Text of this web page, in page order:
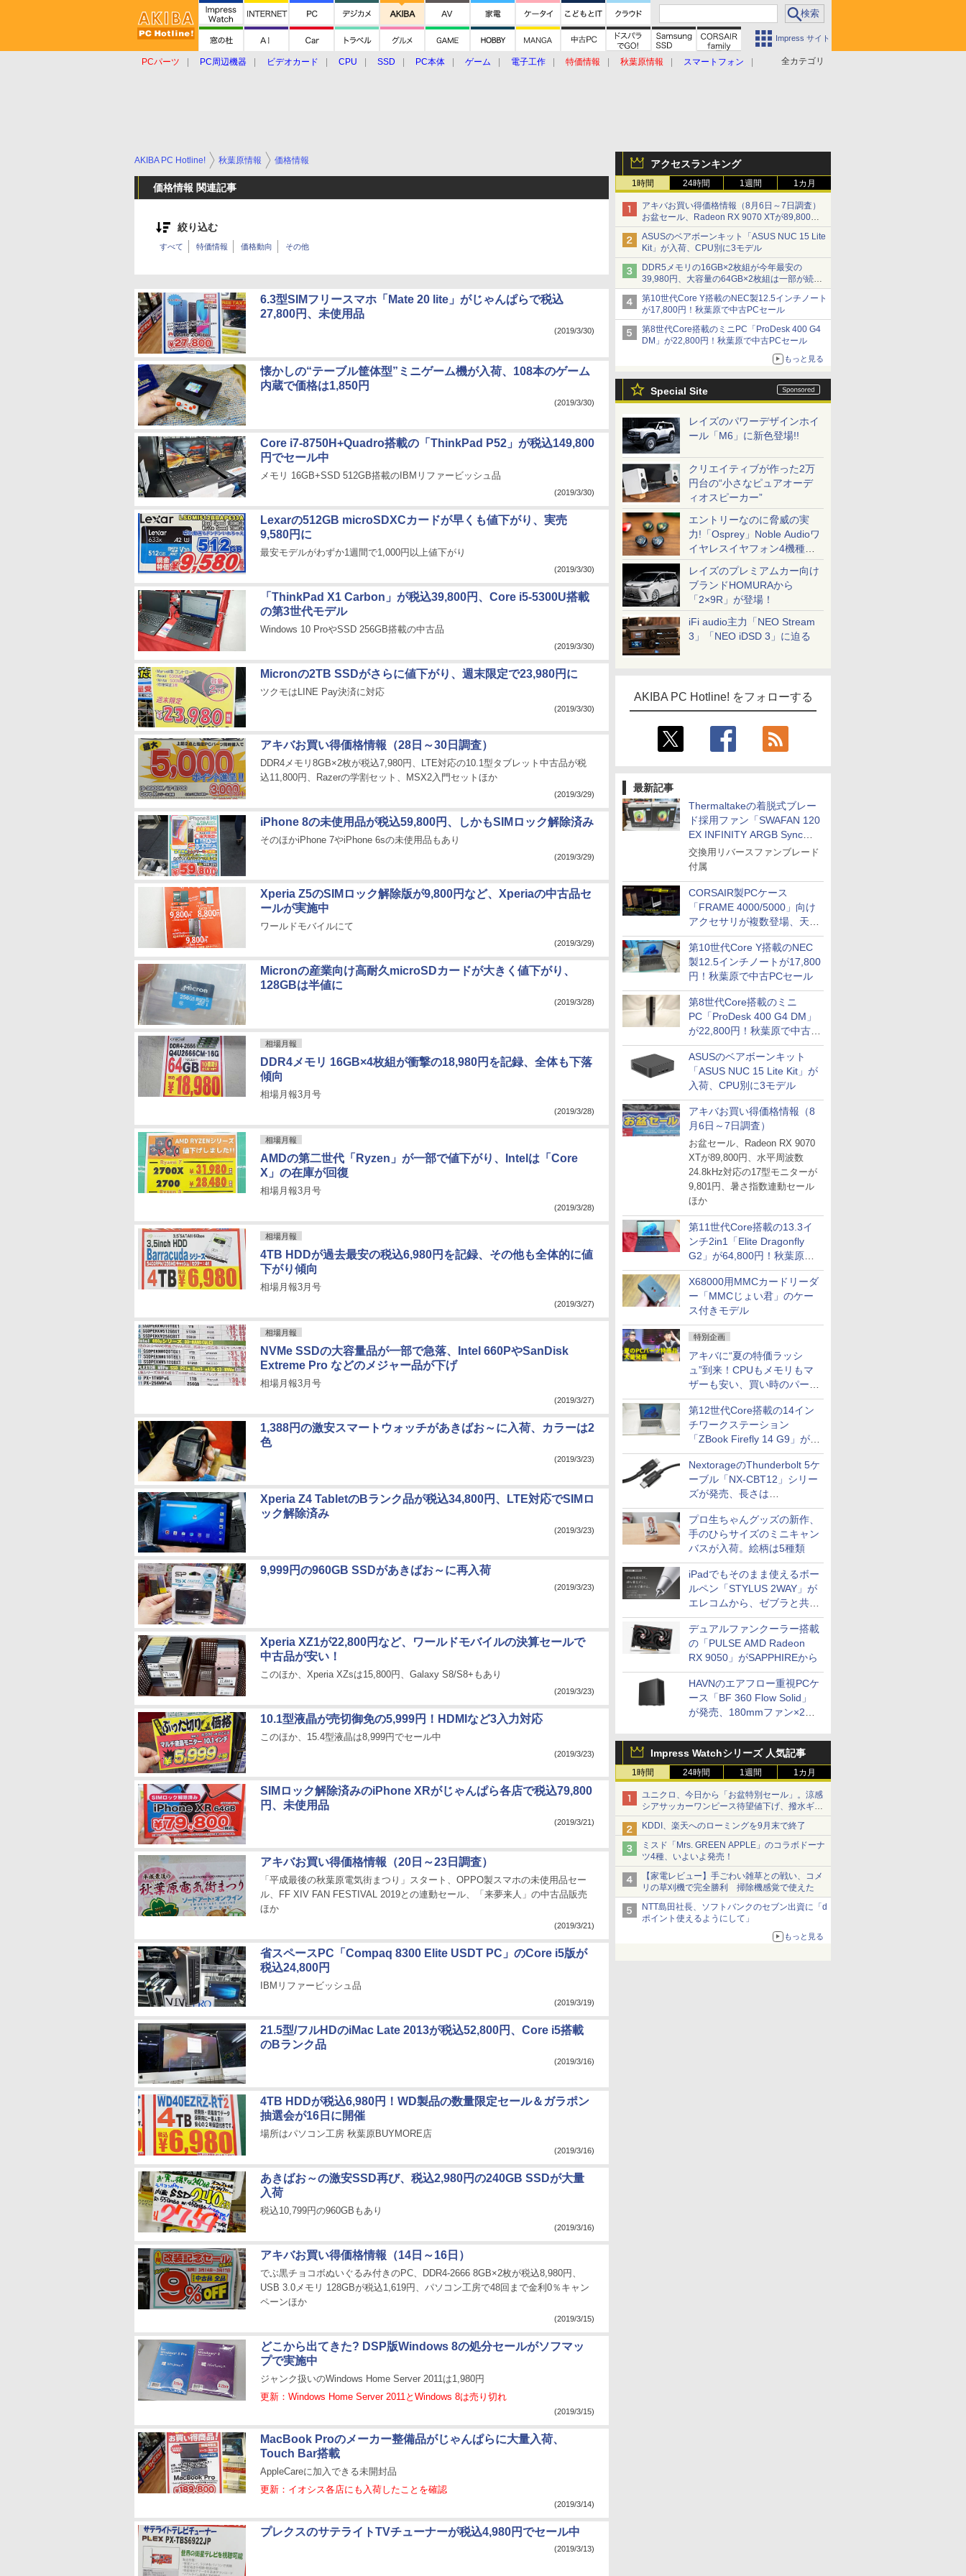
Impress サイト
全カテゴリ
PCパーツ PC周辺機器 ビデオカード CPU SSD PC本体 ゲーム 電子工作 特価情報 秋葉原情報
スマートフォン
アクセスランキング
1時間 24時間 1週間 1カ月
アキバお買い得価格情報（8月6日～7日調査）
お盆セール、Radeon RX 9070 XTが89,800
円、水平周波数24.8kHz対応の17型モニターが
9,801円、暑さ指数連動セール ほか
ASUSのベアボーンキット「ASUS NUC 15 Lite
Kit」が入荷、CPU別に3モデル
DDR5メモリの16GB×2枚組が今年最安の
39,980円、大容量の64GB×2枚組は一部が続騰
[8月前半のメモリ価格]
第10世代Core Y搭載のNEC製12.5インチノート
が17,800円！秋葉原で中古PCセール
第8世代Core搭載のミニPC「ProDesk 400 G4
DM」が22,800円！秋葉原で中古PCセール
もっと見る
Special Site
レイズのパワーデザインホイ
ール「M6」に新色登場!!
クリエイティブが作った2万
円台の“小さなピュアオーデ
ィオスピーカー”
エントリーなのに脅威の実
力!「Osprey」Noble Audioワ
イヤレスイヤフォン4機種を
一気に聴く
レイズのプレミアムカー向け
ブランドHOMURAから
「2×9R」が登場！
iFi audio主力「NEO Stream
3」「NEO iDSD 3」に迫る
AKIBA PC Hotline! をフォローする
最新記事
Thermaltakeの着脱式ブレー
ド採用ファン「SWAFAN 120
EX INFINITY ARGB Sync」
に単品パッケージ
交換用リバースファンブレード
付属
CORSAIR製PCケース
「FRAME 4000/5000」向け
アクセサリが複数登場、天然
木製パネルや背面コネクタ対
応トレイなど
第10世代Core Y搭載のNEC
製12.5インチノートが17,800
円！秋葉原で中古PCセール
第8世代Core搭載のミニ
PC「ProDesk 400 G4 DM」
が22,800円！秋葉原で中古
PCセール
ASUSのベアボーンキット
「ASUS NUC 15 Lite Kit」が
入荷、CPU別に3モデル
アキバお買い得価格情報（8
月6日～7日調査）
お盆セール、Radeon RX 9070
XTが89,800円、水平周波数
24.8kHz対応の17型モニターが
9,801円、暑さ指数連動セール
ほか
第11世代Core搭載の13.3イ
ンチ2in1「Elite Dragonfly
G2」が64,800円！秋葉原で
中古PCセール
X68000用MMCカードリーダ
ー「MMCじょい君」のケー
ス付きモデル
特別企画
アキバに“夏の特価ラッシ
ュ”到来！CPUもメモリもマ
ザーも安い、買い時のパーツ
は？【8月7日(金)22時配信】
第12世代Core搭載の14イン
チワークステーション
「ZBook Firefly 14 G9」が
79,800円！秋葉原で中古PC
セール
NextorageのThunderbolt 5ケ
ーブル「NX-CBT12」シリー
ズが発売、長さは
30cm/50cm/1mの3種類
プロ生ちゃんグッズの新作、
手のひらサイズのミニキャン
バスが入荷。絵柄は5種類
iPadでもそのまま使えるボー
ルペン「STYLUS 2WAY」が
エレコムから、ゼブラと共同
開発
デュアルファンクーラー搭載
の「PULSE AMD Radeon
RX 9050」がSAPPHIREから
HAVNのエアフロー重視PCケ
ース「BF 360 Flow Solid」
が発売、180mmファン×2搭
Impress Watchシリーズ 人気記事
1時間 24時間 1週間 1カ月
ユニクロ、今日から「お盆特別セール」。涼感
シアサッカーワンピース待望値下げ、撥水ギア
ショーツは1990円に
KDDI、楽天へのローミングを9月末で終了
ミスド「Mrs. GREEN APPLE」のコラボドーナ
ツ4種、いよいよ発売！
【家電レビュー】手ごわい雑草との戦い、コメ
リの草刈機で完全勝利 掃除機感覚で使えた
NTT島田社長、ソフトバンクのセブン出資に「d
ポイント使えるようにして」
もっと見る
AKIBA PC Hotline! 秋葉原情報 価格情報
価格情報 関連記事
絞り込む
すべて 特価情報 価格動向 その他
6.3型SIMフリースマホ「Mate 20 lite」がじゃんぱらで税込
27,800円、未使用品
(2019/3/30)
懐かしの“テーブル筐体型”ミニゲーム機が入荷、108本のゲーム
内蔵で価格は1,850円
(2019/3/30)
Core i7-8750H+Quadro搭載の「ThinkPad P52」が税込149,800
円でセール中
メモリ 16GB+SSD 512GB搭載のIBMリファービッシュ品
(2019/3/30)
Lexarの512GB microSDXCカードが早くも値下がり、実売
9,580円に
最安モデルがわずか1週間で1,000円以上値下がり
(2019/3/30)
「ThinkPad X1 Carbon」が税込39,800円、Core i5-5300U搭載
の第3世代モデル
Windows 10 ProやSSD 256GB搭載の中古品
(2019/3/30)
Micronの2TB SSDがさらに値下がり、週末限定で23,980円に
ツクモはLINE Pay決済に対応
(2019/3/30)
アキバお買い得価格情報（28日～30日調査）
DDR4メモリ8GB×2枚が税込7,980円、LTE対応の10.1型タブレット中古品が税
込11,800円、Razerの学割セット、MSX2入門セットほか
(2019/3/29)
iPhone 8の未使用品が税込59,800円、しかもSIMロック解除済み
そのほかiPhone 7やiPhone 6sの未使用品もあり
(2019/3/29)
Xperia Z5のSIMロック解除版が9,800円など、Xperiaの中古品セ
ールが実施中
ワールドモバイルにて
(2019/3/29)
Micronの産業向け高耐久microSDカードが大きく値下がり、
128GBは半値に
(2019/3/28)
相場月報
DDR4メモリ 16GB×4枚組が衝撃の18,980円を記録、全体も下落
傾向
相場月報3月号
(2019/3/28)
相場月報
AMDの第二世代「Ryzen」が一部で値下がり、Intelは「Core
X」の在庫が回復
相場月報3月号
(2019/3/28)
相場月報
4TB HDDが過去最安の税込6,980円を記録、その他も全体的に値
下がり傾向
相場月報3月号
(2019/3/27)
相場月報
NVMe SSDの大容量品が一部で急落、Intel 660PやSanDisk
Extreme Pro などのメジャー品が下げ
相場月報3月号
(2019/3/27)
1,388円の激安スマートウォッチがあきばお～に入荷、カラーは2
色
(2019/3/23)
Xperia Z4 TabletのBランク品が税込34,800円、LTE対応でSIMロ
ック解除済み
(2019/3/23)
9,999円の960GB SSDがあきばお～に再入荷
(2019/3/23)
Xperia XZ1が22,800円など、ワールドモバイルの決算セールで
中古品が安い！
このほか、Xperia XZsは15,800円、Galaxy S8/S8+もあり
(2019/3/23)
10.1型液晶が売切御免の5,999円！HDMIなど3入力対応
このほか、15.4型液晶は8,999円でセール中
(2019/3/23)
SIMロック解除済みのiPhone XRがじゃんぱら各店で税込79,800
円、未使用品
(2019/3/21)
アキバお買い得価格情報（20日～23日調査）
「平成最後の秋葉原電気街まつり」スタート、OPPO製スマホの未使用品セー
ル、FF XIV FAN FESTIVAL 2019との連動セール、「来夢来人」の中古品販売
ほか
(2019/3/21)
省スペースPC「Compaq 8300 Elite USDT PC」のCore i5版が
税込24,800円
IBMリファービッシュ品
(2019/3/19)
21.5型/フルHDのiMac Late 2013が税込52,800円、Core i5搭載
のBランク品
(2019/3/16)
4TB HDDが税込6,980円！WD製品の数量限定セール＆ガラポン
抽選会が16日に開催
場所はパソコン工房 秋葉原BUYMORE店
(2019/3/16)
あきばお～の激安SSD再び、税込2,980円の240GB SSDが大量
入荷
税込10,799円の960GBもあり
(2019/3/16)
アキバお買い得価格情報（14日～16日）
でぶ黒チョコボぬいぐるみ付きのPC、DDR4-2666 8GB×2枚が税込8,980円、
USB 3.0メモリ 128GBが税込1,619円、パソコン工房で48回まで金利0％キャン
ペーンほか
(2019/3/15)
どこから出てきた? DSP版Windows 8の処分セールがソフマッ
プで実施中
ジャンク扱いのWindows Home Server 2011は1,980円
更新：Windows Home Server 2011とWindows 8は売り切れ
(2019/3/15)
MacBook Proのメーカー整備品がじゃんぱらに大量入荷、
Touch Bar搭載
AppleCareに加入できる未開封品
更新：イオシス各店にも入荷したことを確認
(2019/3/14)
プレクスのサテライトTVチューナーが税込4,980円でセール中
(2019/3/13)